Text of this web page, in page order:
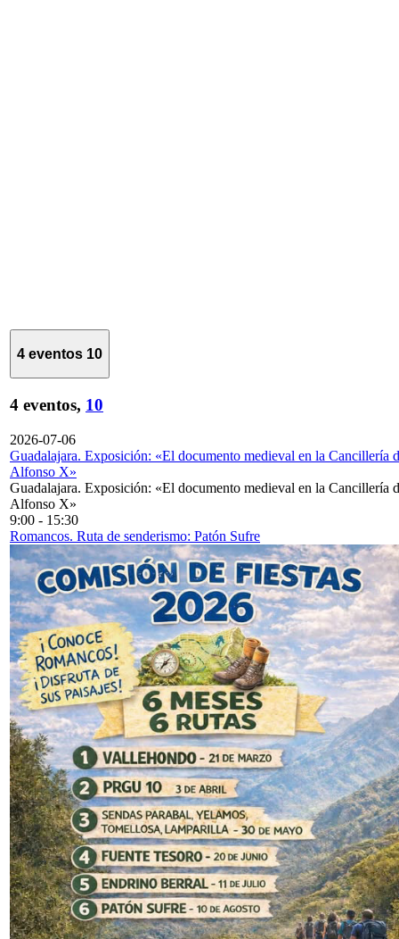
4 eventos 10
4 eventos, 10
2026-07-06
Guadalajara. Exposición: «El documento medieval en la Cancillería
Alfonso X»
Guadalajara. Exposición: «El documento medieval en la Cancillería
Alfonso X»
9:00 - 15:30
Romancos. Ruta de senderismo: Patón Sufre